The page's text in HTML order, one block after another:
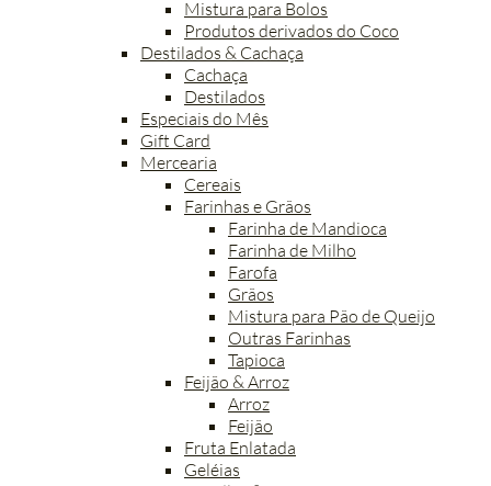
Mistura para Bolos
Produtos derivados do Coco
Destilados & Cachaça
Cachaça
Destilados
Especiais do Mês
Gift Card
Mercearia
Cereais
Farinhas e Grãos
Farinha de Mandioca
Farinha de Milho
Farofa
Grãos
Mistura para Pão de Queijo
Outras Farinhas
Tapioca
Feijão & Arroz
Arroz
Feijão
Fruta Enlatada
Geléias